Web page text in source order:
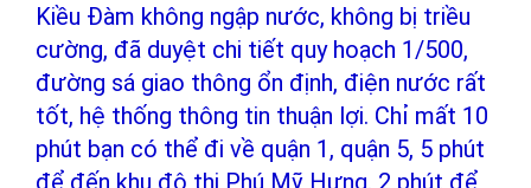
Kiều Đàm không ngập nước, không bị triều
cường, đã duyệt chi tiết quy hoạch 1/500,
đường sá giao thông ổn định, điện nước rất
tốt, hệ thống thông tin thuận lợi. Chỉ mất 10
phút bạn có thể đi về quận 1, quận 5, 5 phút